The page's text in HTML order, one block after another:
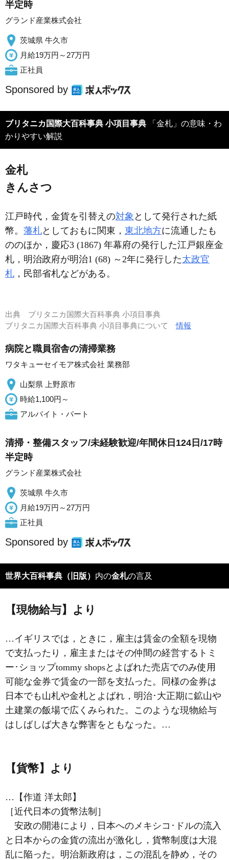
半定時
グランド産業株式会社
茨城県 牛久市
月給19万円～27万円
正社員
Sponsored by
ブリタニカ国際大百科事典 小項目事典
かりやすい解説
金札
きんさつ
江戸時代，金貨を引替えの対象 として発行された紙
幣。 藩札としておもに関東， 東北地方に流通したも
ののほか，慶応3 (1867) 年幕府の発行した江戸銀座金
札，明治政府が明治1 (68) ～2年に発行した太政官
札 ，民部省札などがある。
出典 ブリタニカ国際大百科事典 小項目事典
ブリタニカ国際大百科事典 小項目事典について情報
病院と職員宿舎の清掃業務
ワタキューセイモア株式会社 業務部
山梨県 上野原市
時給1,100円～
アルバイト・パート
清掃・整備スタッフ/未経験歓迎/年間休日124日/17時
半定時
グランド産業株式会社
茨城県 牛久市
月給19万円～27万円
正社員
Sponsored by
世界大百科事典（旧版） 内の金札の言及
【現物給与】より
…イギリスでは，ときに，雇主は賃金の全額を現物
で支払ったり，雇主またはその仲間の経営するトミ
ー･ショップtommy shopsとよばれた売店でのみ使用
可能な金券で賃金の一部を支払った。同様の金券は
日本でも山札や金札とよばれ，明治･大正期に鉱山や
土建業の飯場で広くみられた。このような現物給与
はしばしば大きな弊害をともなった。…
【貨幣】より
…【作道 洋太郎】
［近代日本の貨幣法制］
安政の開港により，日本へのメキシコ･ドルの流入
と日本からの金貨の流出が激化し，貨幣制度は大混
乱に陥った。明治新政府は，この混乱を静め，その